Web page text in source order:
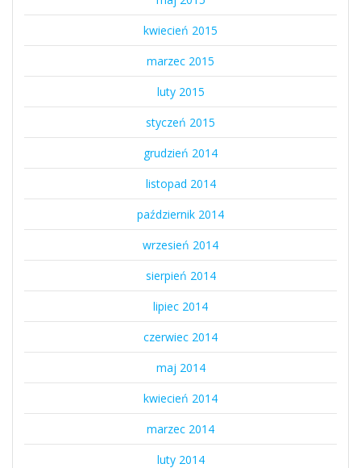
kwiecień 2015
marzec 2015
luty 2015
styczeń 2015
grudzień 2014
listopad 2014
październik 2014
wrzesień 2014
sierpień 2014
lipiec 2014
czerwiec 2014
maj 2014
kwiecień 2014
marzec 2014
luty 2014